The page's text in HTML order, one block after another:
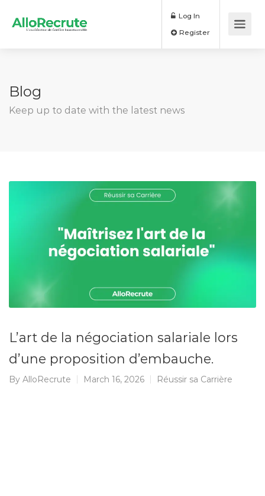
Log In
Blog
Keep up to date with the latest news
L’art de la négociation salariale lors
d’une proposition d’embauche.
By AlloRecrute March 16, 2026 Réussir sa Carrière